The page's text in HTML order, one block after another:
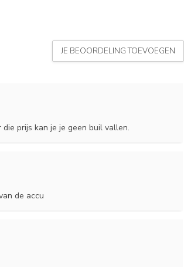
JE BEOORDELING TOEVOEGEN
prijs kan je je geen buil vallen.
de accu